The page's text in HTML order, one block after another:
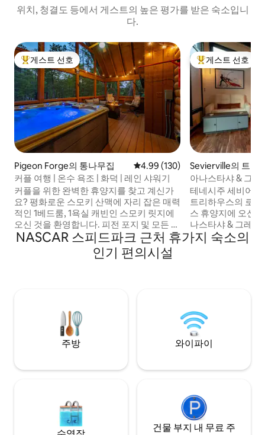
위치, 청결도 등에서 게스트의 높은 평가를 받은 숙소입니
다.
상위 게스트 선호
게스트 선호
Pigeon Forge의 통나무집 평점 4.99점(5점 만점), 후기 130
4.99 (130)
커플 여행 | 온수 욕조 | 화덕 | 레인 샤워기
커플을 위한 완벽한 휴양지를 찾고 계신가
요? 평화로운 스모키 산맥에 자리 잡은 매력
적인 1베드룸, 1욕실 캐빈인 스모키 릿지에
오신 것을 환영합니다. 피전 포지 및 모든 액
티비티까지 15분 거리에 있지만, 조용한 프
라이버시를 누릴 수 있습니다. 다시 연결하
거나, 휴식을 취하거나, 특별한 것을 기념하
어간 듯한 기분을 느낄 수 있습니다.
상위 게스트 선호
게스트 선호
Sevierville의 트리
아나스타샤 & 그레
조 | 리버프런트
테네시주 세비어
트리하우스의 로
스 휴양지에 오신
나스타샤 & 그레
50가지 음영에서
럭셔리, 레드룸 환
같은 휴가를 원하
NASCAR 스피드파크 근처 휴가지 숙소의
인기 편의시설
주방 와이파이
건물 부지 내 무료 주